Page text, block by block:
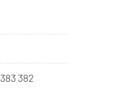
383 382